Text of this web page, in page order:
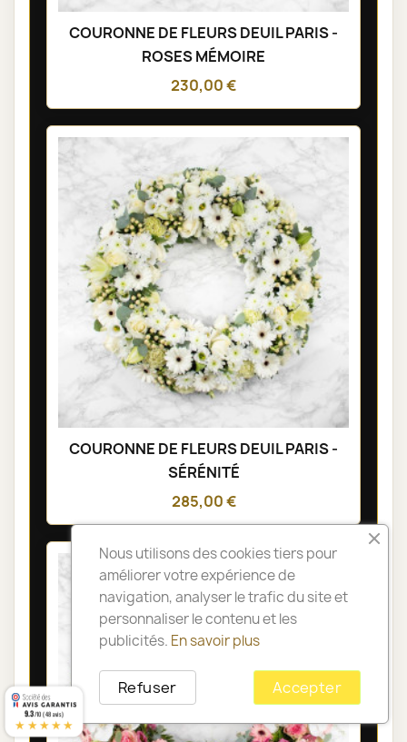
COURONNE DE FLEURS DEUIL PARIS -
ROSES MÉMOIRE
230,00 €
COURONNE DE FLEURS DEUIL PARIS -
SÉRÉNITÉ
285,00 €
Nous utilisons des cookies tiers pour
améliorer votre expérience de
navigation, analyser le trafic du site et
personnaliser le contenu et les
publicités. En savoir plus
Accepter
Refuser
9.3/10 (48 avis)
★★★★★